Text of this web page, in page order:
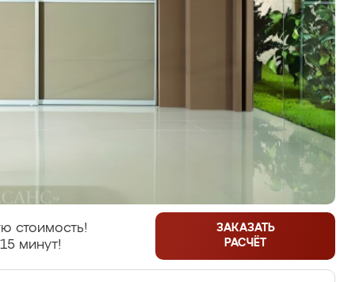
стоимость!
минут!
ЗАКАЗАТЬ
РАСЧЁТ